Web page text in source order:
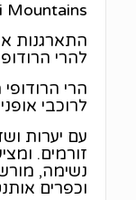
Mountains
התארגנות
להרי
הרי
לרוכבי
עם יערות
זורמים.
נשימה,
וכפרים